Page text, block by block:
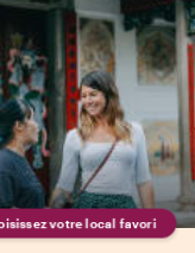
votre local favori